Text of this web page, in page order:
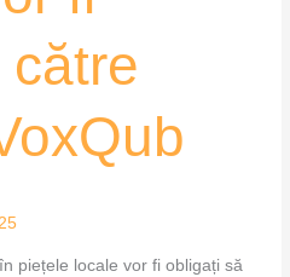
piețele locale vor fi obligați să